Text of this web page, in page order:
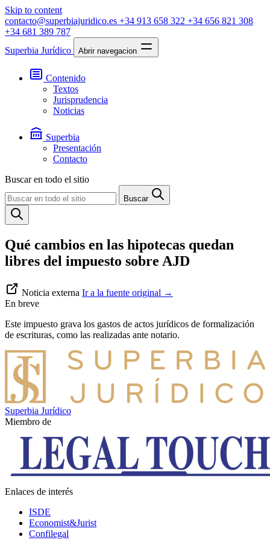
Skip to content
contacto@superbiajuridico.es +34 913 658 322 +34 656 821 308
+34 681 389 787
Superbia Jurídico
Abrir navegacion
Contenido
Textos
Jurisprudencia
Noticias
Superbia
Presentación
Contacto
Buscar en todo el sitio
Buscar
Qué cambios en las hipotecas quedan
libres del impuesto sobre AJD
Noticia externa Ir a la fuente original →
En breve
Este impuesto grava los gastos de actos jurídicos de formalización
de escrituras, como las realizadas ante notario.
Superbia Jurídico
Miembro de
Enlaces de interés
ISDE
Economist&Jurist
Confilegal